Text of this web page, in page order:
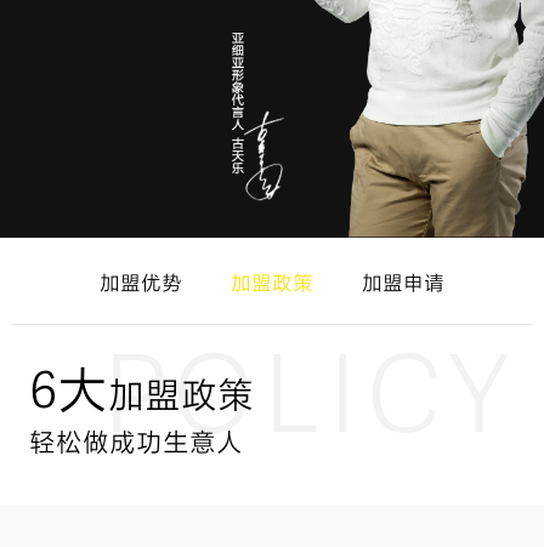
加盟优势 加盟政策 加盟申请
6大加盟政策
轻松做成功生意人
POLICY